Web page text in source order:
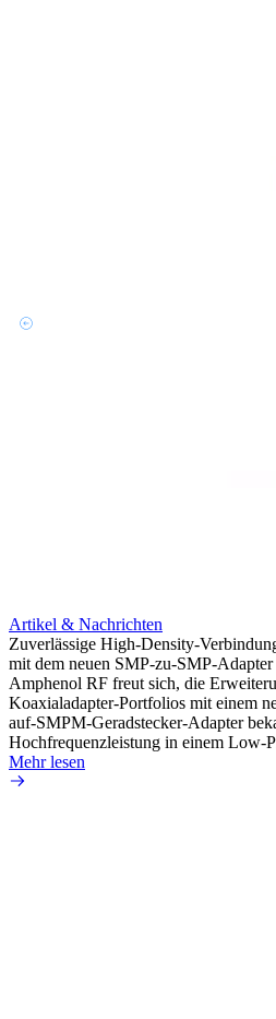
Artikel & Nachrichten
Zuverlässige High-Density-
mit dem neuen SMP-zu-SMP-Adapter
Amphenol RF freut sich, die
Koaxialadapter-Portfolios mit einem
auf-SMPM-Geradstecker-Adapter
Hochfrequenzleistung in einem Low-
Mehr lesen